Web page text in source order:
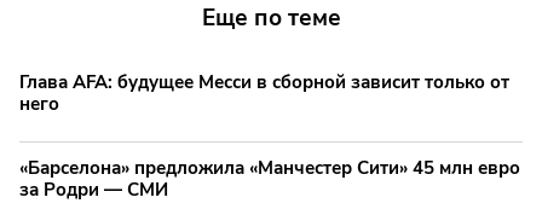
Еще по теме
Глава AFA: будущее Месси в сборной зависит только от
него
«Барселона» предложила «Манчестер Сити» 45 млн евро
за Родри — СМИ